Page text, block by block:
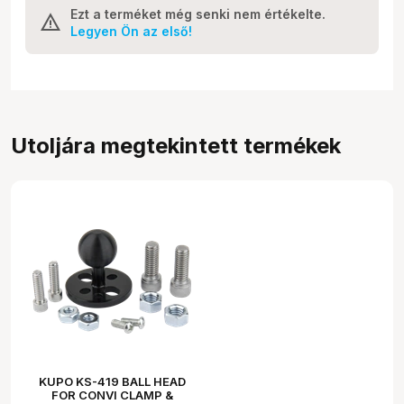
Ezt a terméket még senki nem értékelte.
Legyen Ön az első!
Utoljára megtekintett termékek
KUPO KS-419 BALL HEAD
FOR CONVI CLAMP &